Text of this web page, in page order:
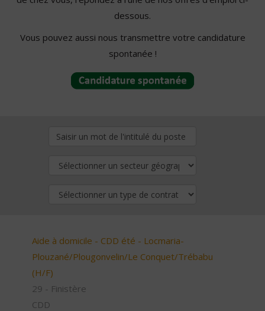
dessous.
Vous pouvez aussi nous transmettre votre candidature
spontanée !
Aide à domicile - CDD été - Locmaria-
Plouzané/Plougonvelin/Le Conquet/Trébabu
(H/F)
29 - Finistère
CDD